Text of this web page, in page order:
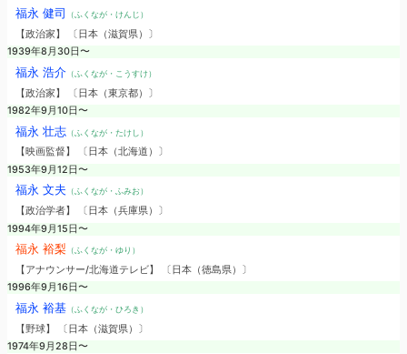
福永 健司 （ふくなが・けんじ）
【政治家】 〔日本（滋賀県）〕
1939年8月30日〜
福永 浩介（ふくなが・こうすけ）
【政治家】 〔日本（東京都）〕
1982年9月10日〜
福永 壮志（ふくなが・たけし）
【映画監督】 〔日本（北海道）〕
1953年9月12日〜
福永 文夫 （ふくなが・ふみお）
【政治学者】 〔日本（兵庫県）〕
1994年9月15日〜
福永 裕梨（ふくなが・ゆり）
【アナウンサー/北海道テレビ】 〔日本（徳島県）〕
1996年9月16日〜
福永 裕基（ふくなが・ひろき）
【野球】 〔日本（滋賀県）〕
1974年9月28日〜